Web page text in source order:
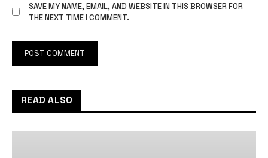
SAVE MY NAME, EMAIL, AND WEBSITE IN THIS BROWSER FOR
THE NEXT TIME I COMMENT.
READ ALSO